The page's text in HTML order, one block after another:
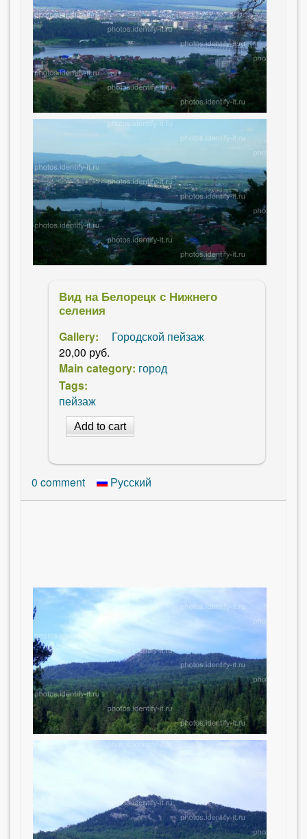
Вид на Белорецк с Нижнего
селения
Gallery:
Городской пейзаж
20,00 руб.
Main category: город
Tags:
пейзаж
0 comment Русский